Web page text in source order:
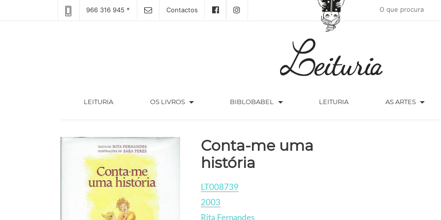
966 316 945 * Contactos
LEITURIA(CURRENT) OS LIVROS arrow_drop_down BIBLOBABEL arrow_drop_down LEITURIA AS ARTES arrow_drop_down
Conta-me uma
história
LT008739
2003
Rita Fernandes